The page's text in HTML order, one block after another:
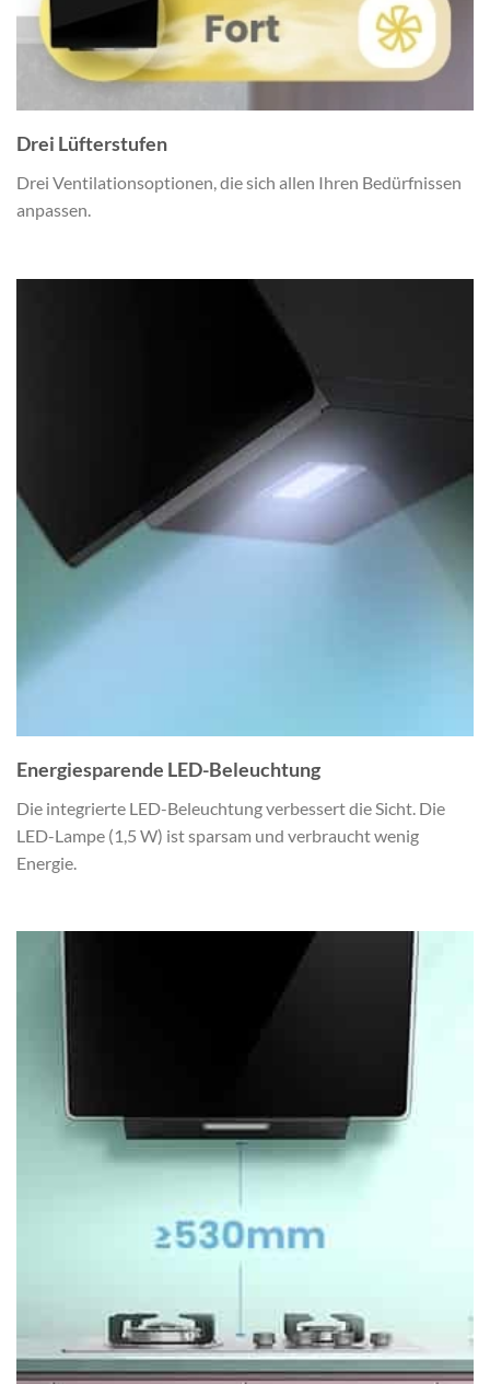
Drei Lüfterstufen
Drei Ventilationsoptionen, die sich allen Ihren Bedürfnissen
anpassen.
Energiesparende LED-Beleuchtung
Die integrierte LED-Beleuchtung verbessert die Sicht. Die
LED-Lampe (1,5 W) ist sparsam und verbraucht wenig
Energie.